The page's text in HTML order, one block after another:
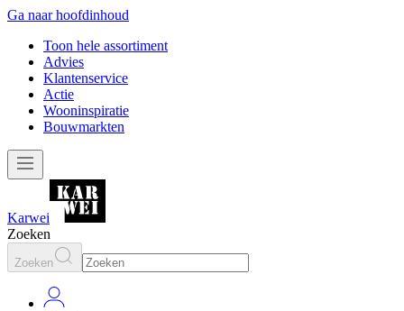
Ga naar hoofdinhoud
Toon hele assortiment
Advies
Klantenservice
Actie
Wooninspiratie
Bouwmarkten
Karwei
Zoeken
Zoeken